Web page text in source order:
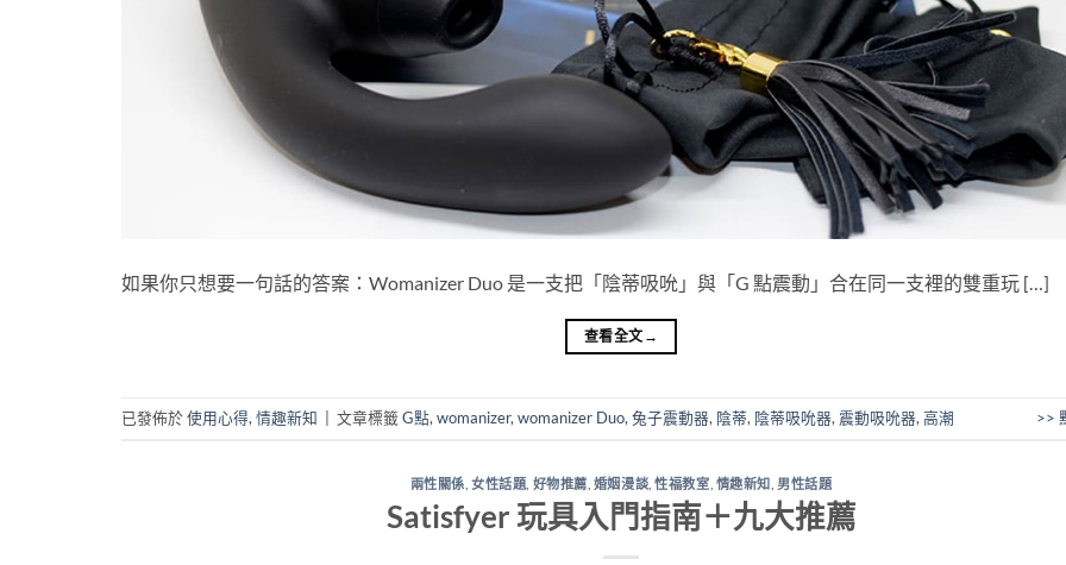
如果你只想要一句話的答案：Womanizer Duo 是一支把「陰蒂吸吮」與「G 點震動」合在同一支裡的雙重玩 […]
查看全文 →
已發佈於使用心得,情趣新知 文章標籤G點,womanizer,womanizer Duo,兔子震動器, 陰蒂, 陰蒂吸吮器, 震動吸吮器,高潮 >>
兩性關係 ,女性話題 好物推薦 婚姻漫談 ,性福教室 情趣新知 男性話題
Satisfyer 玩具入門指南＋九大推薦